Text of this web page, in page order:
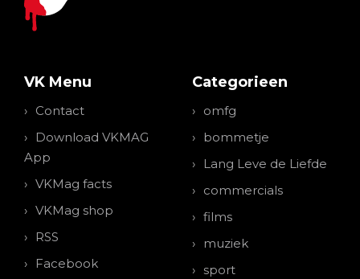
VK Menu
Contact
Download VKMAG
App
VKMag facts
VKMag shop
RSS
Facebook
Categorieen
omfg
bommetje
Lang Leve de Liefde
commercials
films
muziek
sport